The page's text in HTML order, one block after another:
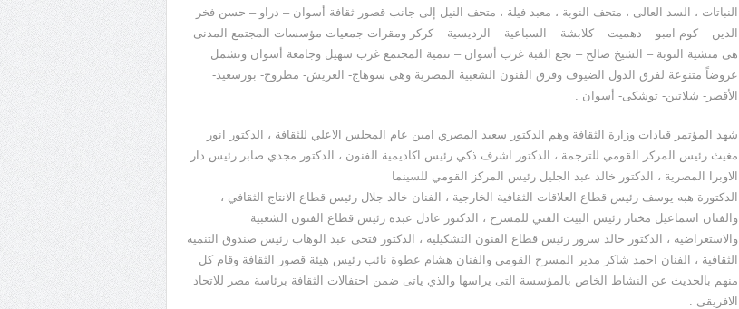
النباتات ، السد العالى ، متحف النوبة ، معبد فيلة ، متحف النيل إلى جانب قصور ثقافة أسوان – دراو – حسن فخر
الدين – كوم امبو – دهميت – كلابشة – السباعية – الرديسية – كركر ومقرات جمعيات مؤسسات المجتمع المدنى
هى منشية النوبة – الشيخ صالح – نجع القبة غرب أسوان – تنمية المجتمع غرب سهيل وجامعة أسوان وتشمل
عروضاً متنوعة لفرق الدول الضيوف وفرق الفنون الشعبية المصرية وهى سوهاج- العريش- مطروح- بورسعيد-
الأقصر- شلاتين- توشكى- أسوان .
شهد المؤتمر قيادات وزارة الثقافة وهم الدكتور سعيد المصري امين عام المجلس الاعلي للثقافة ، الدكتور انور
مغيث رئيس المركز القومي للترجمة ، الدكتور اشرف ذكي رئيس اكاديمية الفنون ، الدكتور مجدي صابر رئيس دار
الاوبرا المصرية ، الدكتور خالد عبد الجليل رئيس المركز القومي للسينما
الدكتورة هبه يوسف رئيس قطاع العلاقات الثقافية الخارجية ، الفنان خالد جلال رئيس قطاع الانتاج الثقافي ،
والفنان اسماعيل مختار رئيس البيت الفني للمسرح ، الدكتور عادل عبده رئيس قطاع الفنون الشعبية
والاستعراضية ، الدكتور خالد سرور رئيس قطاع الفنون التشكيلية ، الدكتور فتحى عبد الوهاب رئيس صندوق التنمية
الثقافية ، الفنان احمد شاكر مدير المسرح القومى والفنان هشام عطوة نائب رئيس هيئة قصور الثقافة وقام كل
منهم بالحديث عن النشاط الخاص بالمؤسسة التى يراسها والذي ياتى ضمن احتفالات الثقافة برئاسة مصر للاتحاد
الافريقى .